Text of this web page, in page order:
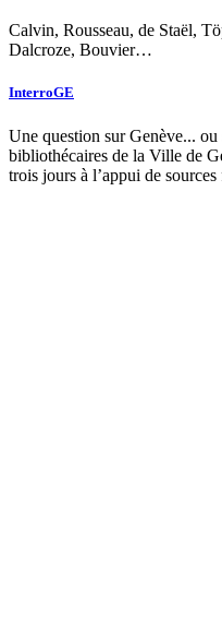
Calvin, Rousseau, de Staël,
Dalcroze, Bouvier…
InterroGE
Une question sur Genève...
bibliothécaires de la Ville de
trois jours à l’appui de sources